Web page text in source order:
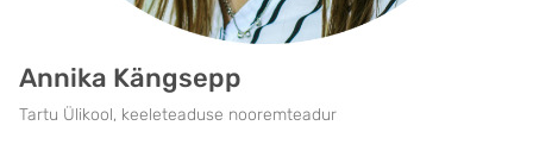
Annika Kängsepp
Tartu Ülikool, keeleteaduse nooremteadur